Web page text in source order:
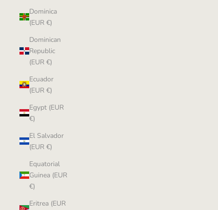
Dominica
(EUR €)
Dominican
Republic
(EUR €)
Ecuador
(EUR €)
Egypt (EUR
€)
El Salvador
(EUR €)
Equatorial
Guinea (EUR
€)
Eritrea (EUR